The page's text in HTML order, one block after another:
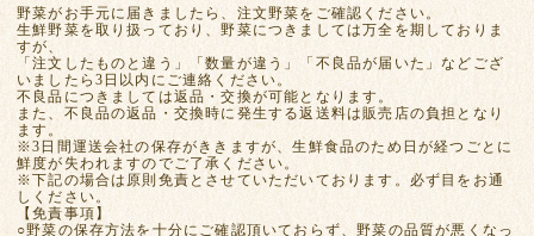
野菜がお手元に届きましたら、注文野菜をご確認ください。
生鮮野菜を取り扱っており、野菜につきましては万全を期しておりま
すが、
「注文したものと違う」「数量が違う」「不良品が届いた」などござ
いましたら3日以内にご連絡ください。
不良品につきましては返品・交換が可能となります。
また、不良品の返品・交換時に発生する返送料は販売店の負担となり
ます。
※3日間運送会社の保存がききますが、生鮮食品のため日が経つごとに
鮮度が失われますのでご了承ください。
※下記の場合は原則免責とさせていただいております。必ず目をお通
しください。
【免責事項】
○野菜の保存方法を十分にご確認頂いておらず、野菜の品質が悪くなっ